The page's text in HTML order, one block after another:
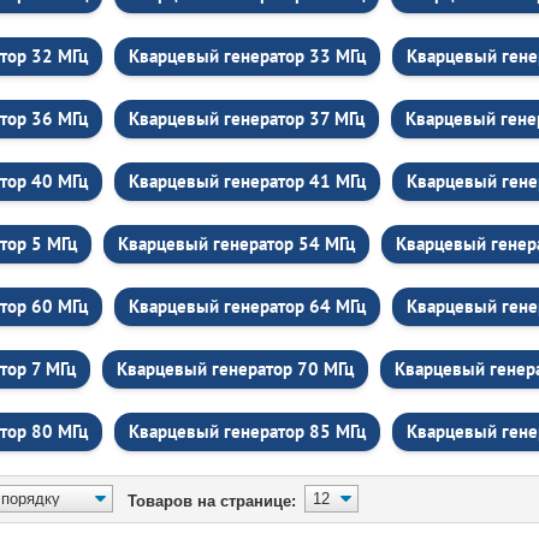
32 МГц Кварцевый генератор 33 МГц Кварцевый
36 МГц Кварцевый генератор 37 МГц Кварцевый
40 МГц Кварцевый генератор 41 МГц Кварцевый
5 МГц Кварцевый генератор 54 МГц Кварцевый
60 МГц Кварцевый генератор 64 МГц Кварцевый
7 МГц Кварцевый генератор 70 МГц Кварцевый
80 МГц Кварцевый генератор 85 МГц Кварцевый
Товаров на странице: